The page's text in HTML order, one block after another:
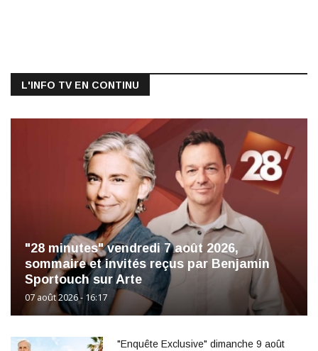
L'INFO TV EN CONTINU
"28 minutes" vendredi 7 août 2026,
sommaire et invités reçus par Benjamin
Sportouch sur Arte
07 août 2026 - 16:17
"Enquête Exclusive" dimanche 9 août